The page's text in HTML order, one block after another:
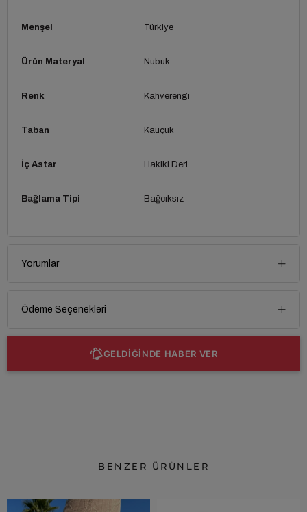
Menşei Türkiye
Ürün Materyal Nubuk
Renk Kahverengi
Taban Kauçuk
İç Astar Hakiki Deri
Bağlama Tipi Bağcıksız
Yorumlar
Ödeme Seçenekleri
GELDİĞİNDE HABER VER
BENZER ÜRÜNLER